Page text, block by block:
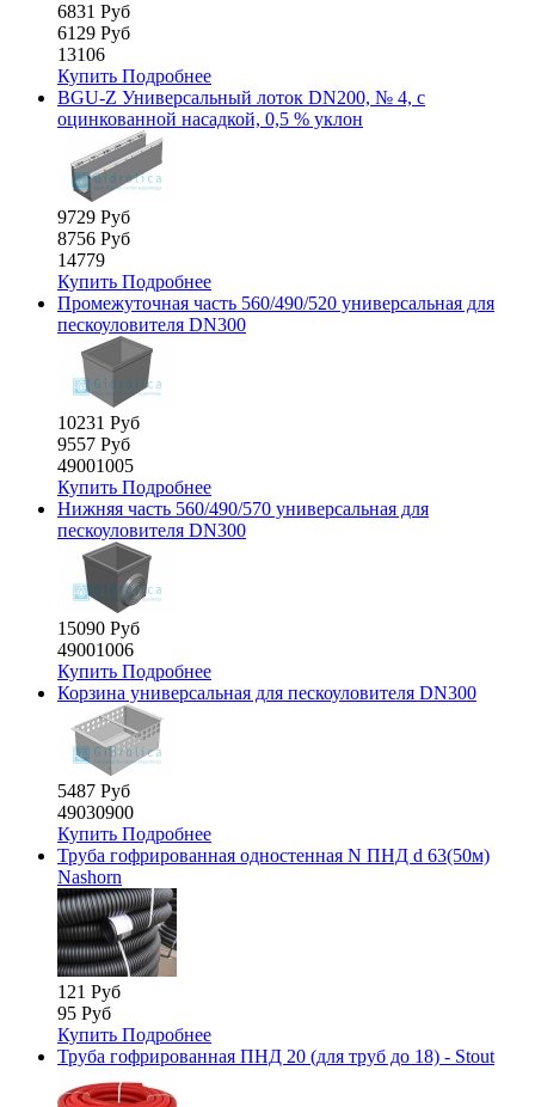
6831 Руб
6129 Руб
13106
Купить Подробнее
BGU-Z Универсальный лоток DN200, № 4, с
оцинкованной насадкой, 0,5 % уклон
9729 Руб
8756 Руб
14779
Купить Подробнее
Промежуточная часть 560/490/520 универсальная для
пескоуловителя DN300
10231 Руб
9557 Руб
49001005
Купить Подробнее
Нижняя часть 560/490/570 универсальная для
пескоуловителя DN300
15090 Руб
49001006
Купить Подробнее
Корзина универсальная для пескоуловителя DN300
5487 Руб
49030900
Купить Подробнее
Труба гофрированная одностенная N ПНД d 63(50м)
Nashorn
121 Руб
95 Руб
Купить Подробнее
Труба гофрированная ПНД 20 (для труб до 18) - Stout